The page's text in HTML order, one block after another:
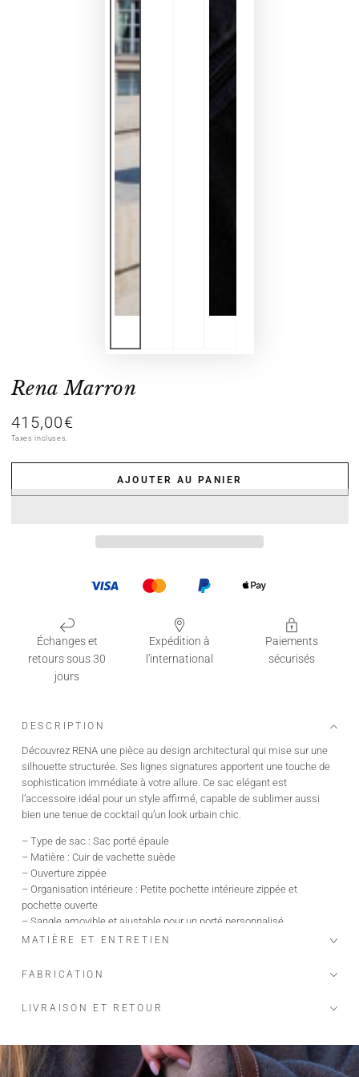
Rena Marron
Prix
normal
415,00€
Taxes incluses.
AJOUTER AU PANIER
Échanges et
retours sous 30
jours
Expédition à
l'international
Paiements
sécurisés
DESCRIPTION
Découvrez RENA une pièce au design architectural qui mise sur une
silhouette structurée. Ses lignes signatures apportent une touche de
sophistication immédiate à votre allure. Ce sac elégant est
l’accessoire idéal pour un style affirmé, capable de sublimer aussi
bien une tenue de cocktail qu’un look urbain chic.
– Type de sac : Sac porté épaule
– Matière : Cuir de vachette suède
– Ouverture zippée
– Organisation intérieure : Petite pochette intérieure zippée et
pochette ouverte
– Sangle amovible et ajustable pour un porté personnalisé
– Dimensions : 40 x 25 x 13 cm
MATIÈRE ET ENTRETIEN
FABRICATION
LIVRAISON ET RETOUR